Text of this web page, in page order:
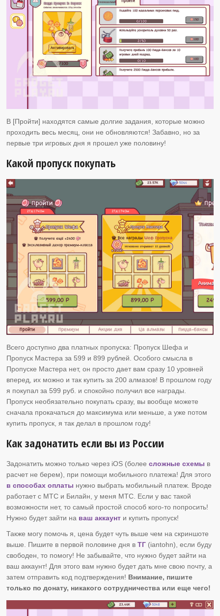
В [Пройти] находятся самые долгие задания, которые можно
проходить весь месяц, они не обновляются! Забавно, но за
первые три игровых дня я прошел уже половину!
Какой пропуск покупать
Всего доступно два платных пропуска: Пропуск Шефа и
Пропуск Мастера за 599 и 899 рублей. Особого смысла в
Пропуске Мастера нет, он просто дает вам сразу 10 уровней
вперед, их можно и так купить за 200 алмазов! В прошлом году
я покупал за 599 руб. и спокойно получил все награды.
Пропуск необязательно покупать сразу, вы вообще можете
сначала прокачаться до максимума или меньше, а уже потом
купить пропуск, я так делал в прошлом году!
Как задонатить если вы из России
Задонатить можно только через iOS (болеесложные схемы в
расчет не берем), при помощи мобильного платежа! Для этого
в способах оплаты нужно выбрать мобильный платеж. Вроде
работает с МТС и Билайн, у меня МТС. Если у вас такой
возможности нет, то самый простой способ кого-то попросить!
Нужно будет зайти на ваш аккаунт и купить пропуск!
Также могу помочь я, цена будет чуть выше чем на скриншоте
выше. Пишите в первой половине дня вТГ (iantohn), если буду
свободен, то помогу! Не забывайте, что нужно будет зайти на
ваш аккаунт! Для этого вам нужно будет дать мне свою почту, а
затем отправить код подтверждения! Внимание, пишите
только по донату, никакого сотрудничества или еще чего!